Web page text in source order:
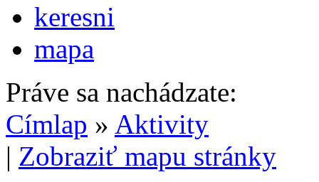
keresni
mapa
Práve sa nachádzate:
Címlap » Aktivity
| Zobraziť mapu stránky